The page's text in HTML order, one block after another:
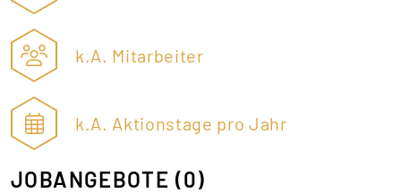
k.A. Mitarbeiter
k.A. Aktionstage pro Jahr
JOBANGEBOTE (0)